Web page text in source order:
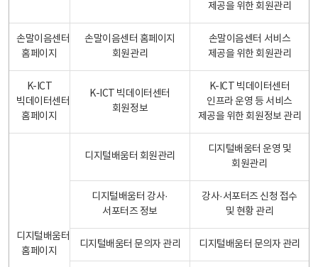
제공을 위한 회원관리
손말이음센터
홈페이지
손말이음센터 홈페이지
회원관리
손말이음센터 서비스
제공을 위한 회원관리
K-ICT
빅데이터센터
홈페이지
K-ICT 빅데이터센터
회원정보
K-ICT 빅데이터센터
인프라 운영 등 서비스
제공을 위한 회원정보 관리
디지털배움터
홈페이지
디지털배움터 회원관리
디지털배움터 운영 및
회원관리
디지털배움터 강사·
서포터즈 정보
강사·서포터즈 신청 접수
및 현황 관리
디지털배움터 문의자 관리 디지털배움터 문의자 관리